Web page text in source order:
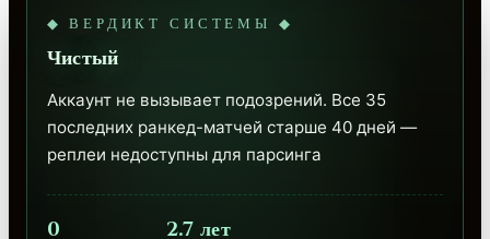
◆ ВЕРДИКТ СИСТЕМЫ ◆
Чистый
Аккаунт не вызывает подозрений. Все 35
последних ранкед-матчей старше 40 дней —
реплеи недоступны для парсинга
0 2.7 лет